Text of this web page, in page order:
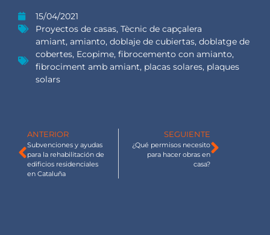
15/04/2021
Proyectos de casas, Tècnic de capçalera
amiant, amianto, doblaje de cubiertas, doblatge de
cobertes, Ecopime, fibrocemento con amianto,
fibrociment amb amiant, placas solares, plaques
solars
ANTERIOR
Subvenciones y ayudas
para la rehabilitación de
edificios residenciales
en Cataluña
SEGUIENTE
¿Qué permisos necesito
para hacer obras en
casa?